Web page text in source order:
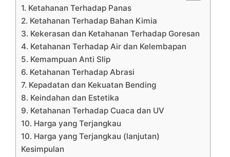
1. Ketahanan Terhadap Panas
2. Ketahanan Terhadap Bahan Kimia
3. Kekerasan dan Ketahanan Terhadap Goresan
4. Ketahanan Terhadap Air dan Kelembapan
5. Kemampuan Anti Slip
6. Ketahanan Terhadap Abrasi
7. Kepadatan dan Kekuatan Bending
8. Keindahan dan Estetika
9. Ketahanan Terhadap Cuaca dan UV
10. Harga yang Terjangkau
10. Harga yang Terjangkau (lanjutan)
Kesimpulan